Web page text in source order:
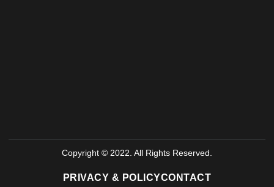
Copyright © 2022. All Rights Reserved.
PRIVACY & POLICYCONTACT